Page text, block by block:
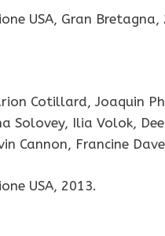
USA, Gran Bretagna,
Cotillard, Joaquin
Solovey, Ilia Volok,
Cannon, Francine
USA, 2013.